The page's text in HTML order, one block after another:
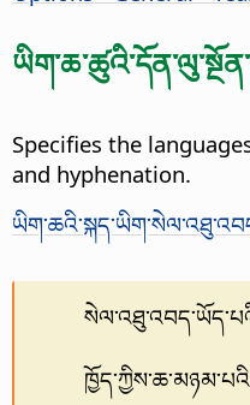
Specifies the
and hyphenation.